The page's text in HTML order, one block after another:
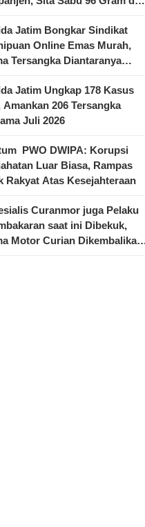
Jatim Bongkar Sindikat
Online Emas Murah,
Tersangka Diantaranya
Jatim Ungkap 178 Kasus
Amankan 206 Tersangka
Juli 2026
PWO DWIPA: Korupsi
Luar Biasa, Rampas
Rakyat Atas Kesejahteraan
Curanmor juga Pelaku
saat ini Dibekuk,
Motor Curian Dikembalikan